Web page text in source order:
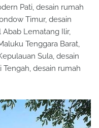
Pati, desain rumah
Timur, desain
Lematang Ilir,
Tenggara Barat,
Sula, desain
desain rumah